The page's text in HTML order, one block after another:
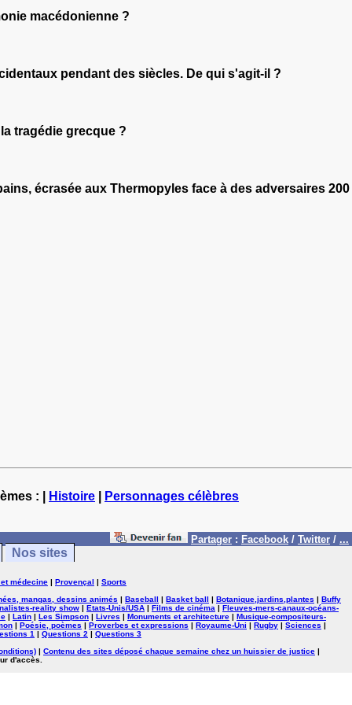
macédonienne ?
pendant des siècles. De qui s'agit-il ?
tragédie grecque ?
écrasée aux Thermopyles face à des adversaires 200
: | Histoire Personnages célèbres
Partager : Facebook / Twitter / ...
Nos sites
médecine | Provençal | Sports
mangas, dessins animés | Baseball | Basket ball | Botanique,jardins,plantes | Buffy
reality show | Etats-Unis/USA | Films de cinéma | Fleuves-mers-canaux-océans-
| Latin | Les Simpson | Livres | Monuments et architecture | Musique-compositeurs-
| Poésie, poèmes | Proverbes et expressions | Royaume-Uni | Rugby | Sciences |
1 | Questions 2 | Questions 3
| Contenu des sites déposé chaque semaine chez un huissier de justice |
d'accès.